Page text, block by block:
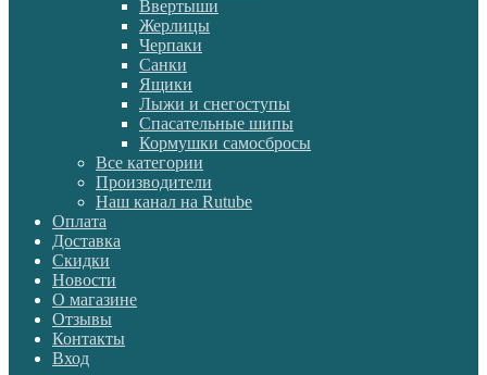
Ввертыши
Жерлицы
Черпаки
Санки
Ящики
Лыжи и снегоступы
Спасательные шипы
Кормушки самосбросы
Все категории
Производители
Наш канал на Rutube
Оплата
Доставка
Скидки
Новости
О магазине
Отзывы
Контакты
Вход